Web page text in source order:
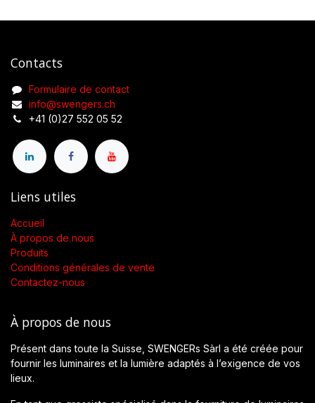
Contacts
Formulaire de contact
info@swengers.ch
+41 (0)27 552 05 52
Liens utiles
Accueil
À propos de nous
Produits
Conditions générales de vente
Contactez-nous
À propos de nous
Présent dans toute la Suisse, SWENGERs Sàrl a été créée pour
fournir les luminaires et la lumière adaptés à l’exigence de vos
lieux.